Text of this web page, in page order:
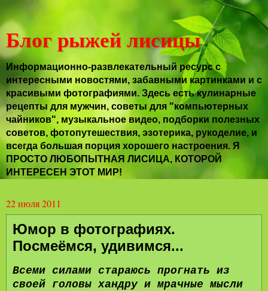
Блог рыжей лисицы
Информационно-развлекательный ресурс с
интересными новостями, забавными картинками и с
красивыми фотографиями. Здесь есть кулинарные
рецепты для мужчин, советы для "компьютерных
чайников", музыкальное видео, подборки полезных
советов, фотопутешествия, эзотерика, рукоделие, и
всегда большая порция хорошего настроения. Я
ПРОСТО ЛЮБОПЫТНАЯ ЛИСИЦА, КОТОРОЙ
ИНТЕРЕСЕН ЭТОТ МИР!
22 июля 2011
Юмор в фотографиях.
Посмеёмся, удивимся...
Всеми силами стараюсь прогнать из
своей головы хандру и мрачные мысли